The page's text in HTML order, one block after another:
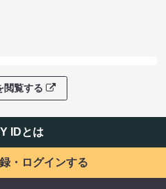
閲覧する
IDとは
・ログインする